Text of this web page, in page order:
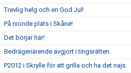
Trevlig helg och en God Jul!
På nionde plats i Skåne!
Det börjar här!
Bedrägeriärende avgjort i tingsrätten.
P2012 i Skrylle för att grilla och ha det najs.